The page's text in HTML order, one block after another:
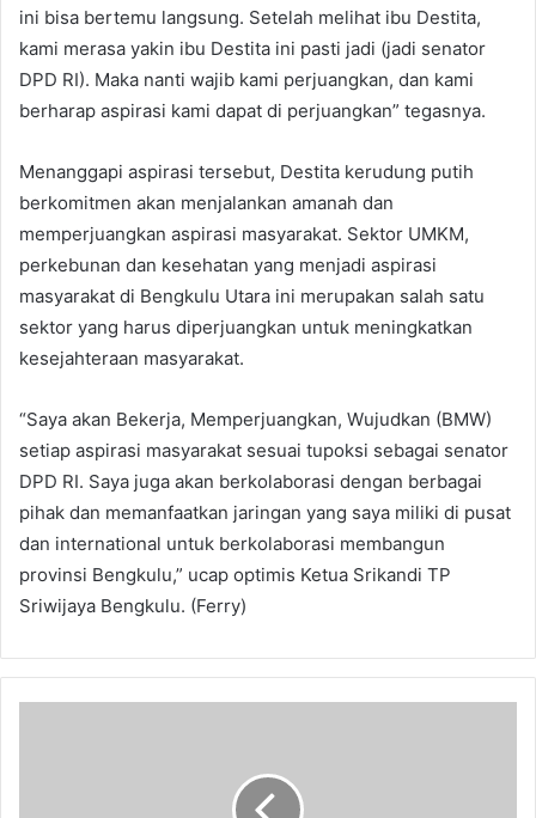
ini bisa bertemu langsung. Setelah melihat ibu Destita,
kami merasa yakin ibu Destita ini pasti jadi (jadi senator
DPD RI). Maka nanti wajib kami perjuangkan, dan kami
berharap aspirasi kami dapat di perjuangkan” tegasnya.
Menanggapi aspirasi tersebut, Destita kerudung putih
berkomitmen akan menjalankan amanah dan
memperjuangkan aspirasi masyarakat. Sektor UMKM,
perkebunan dan kesehatan yang menjadi aspirasi
masyarakat di Bengkulu Utara ini merupakan salah satu
sektor yang harus diperjuangkan untuk meningkatkan
kesejahteraan masyarakat.
“Saya akan Bekerja, Memperjuangkan, Wujudkan (BMW)
setiap aspirasi masyarakat sesuai tupoksi sebagai senator
DPD RI. Saya juga akan berkolaborasi dengan berbagai
pihak dan memanfaatkan jaringan yang saya miliki di pusat
dan international untuk berkolaborasi membangun
provinsi Bengkulu,” ucap optimis Ketua Srikandi TP
Sriwijaya Bengkulu. (Ferry)